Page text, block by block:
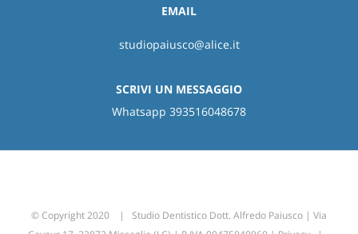
EMAIL
studiopaiusco@alice.it
SCRIVI UN MESSAGGIO
Whatsapp 393516048678
© Copyright 2020 | Studio Dentistico Dott. Alfredo Paiusco | Via